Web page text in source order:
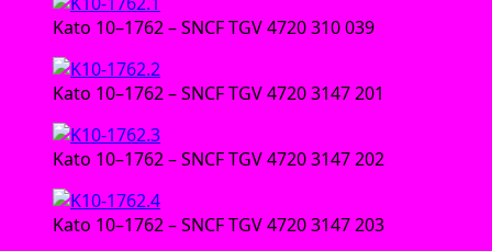
Kato 10–1762 – SNCF TGV 4720 310 039
Kato 10–1762 – SNCF TGV 4720 3147 201
Kato 10–1762 – SNCF TGV 4720 3147 202
Kato 10–1762 – SNCF TGV 4720 3147 203